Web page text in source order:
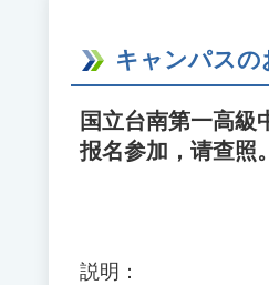
キャンパスの
国立台南第一高級
报名参加，请查照。
説明：